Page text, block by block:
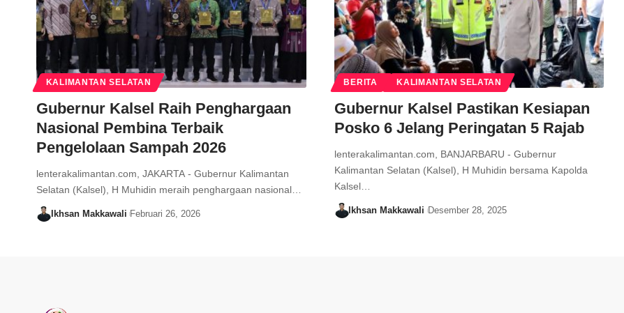
KALIMANTAN SELATAN
Gubernur Kalsel Raih Penghargaan
Nasional Pembina Terbaik
Pengelolaan Sampah 2026
lenterakalimantan.com, JAKARTA - Gubernur Kalimantan
Selatan (Kalsel), H Muhidin meraih penghargaan nasional…
Ikhsan Makkawali Februari 26, 2026
BERITA KALIMANTAN SELATAN
Gubernur Kalsel Pastikan Kesiapan
Posko 6 Jelang Peringatan 5 Rajab
lenterakalimantan.com, BANJARBARU - Gubernur
Kalimantan Selatan (Kalsel), H Muhidin bersama Kapolda
Kalsel…
Ikhsan Makkawali Desember 28, 2025